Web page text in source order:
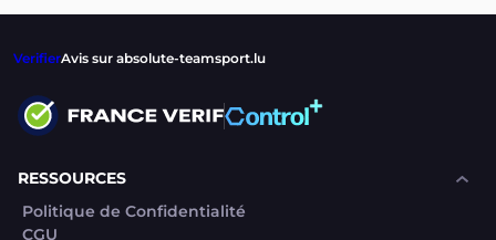
VerifierAvis sur absolute-teamsport.lu
RESSOURCES
Politique de Confidentialité
CGU